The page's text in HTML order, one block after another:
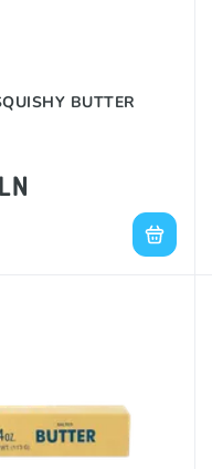
BUTTER